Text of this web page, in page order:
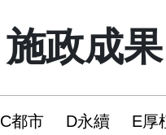
施政成果
C都市
D永續
E厚